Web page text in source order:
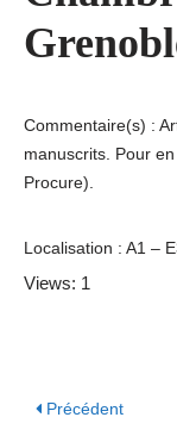
Commentaire(s) :
manuscrits. Pour en
Procure).
Localisation : A1 –
Views: 1
Précédent